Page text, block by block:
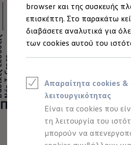
browser και της συσκευής
επισκέπτη. Στο παρακάτω
διαβάσετε αναλυτικά για
των cookies αυτού του
Απαραίτητα cookies &
λειτουργικότητας
Είναι τα cookies που
τη λειτουργία του
μπορούν να
ID.7 GTX
ID. Buzz
ID. Buzz Cargo
ID. CROSS
eHybrid μοντέλα
Golf GTE
Νέο Tayron ehybrid
e-Tools για ηλεκτρικά
Προσομοιωτής
Προσομοιωτής
Προσομοιωτής
ID. Ενημερώσεις
We Charge - Υπηρεσία
Ν
έ
ο
T
-
C
r
o
s
s
–
Β
α
σ
ι
κ
έ
ς
ε
κ
δ
ό
σ
ε
ι
T-Cross Essential
συμπ. ΦΠΑ
ΚΙΝΗΤΗΡΕΣ (1 διαθέσιμα)
Βενζίνη
Μηχανικό
Κυβισμός
Περισσότερα να